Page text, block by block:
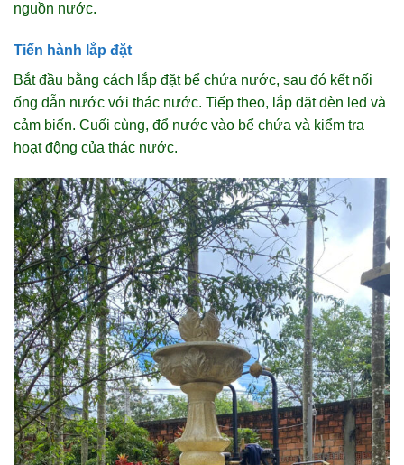
nguồn nước.
Tiến hành lắp đặt
Bắt đầu bằng cách lắp đặt bể chứa nước, sau đó kết nối
ống dẫn nước với thác nước. Tiếp theo, lắp đặt đèn led và
cảm biến. Cuối cùng, đổ nước vào bể chứa và kiểm tra
hoạt động của thác nước.